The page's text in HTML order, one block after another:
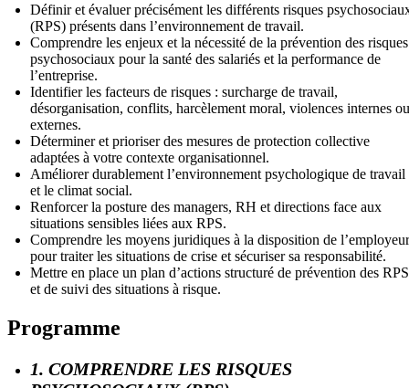
Définir et évaluer précisément les différents risques
(RPS) présents dans l’environnement de travail.
Comprendre les enjeux et la nécessité de la prévention des risques
psychosociaux pour la santé des salariés et la performance de
l’entreprise.
Identifier les facteurs de risques : surcharge de travail,
désorganisation, conflits, harcèlement moral, violences internes ou
externes.
Déterminer et prioriser des mesures de protection collective
adaptées à votre contexte organisationnel.
Améliorer durablement l’environnement psychologique de travail
et le climat social.
Renforcer la posture des managers, RH et directions face aux
situations sensibles liées aux RPS.
Comprendre les moyens juridiques à la disposition de l’employeur
pour traiter les situations de crise et sécuriser sa responsabilité.
Mettre en place un plan d’actions structuré de prévention des RPS
et de suivi des situations à risque.
Programme
1. COMPRENDRE LES RISQUES